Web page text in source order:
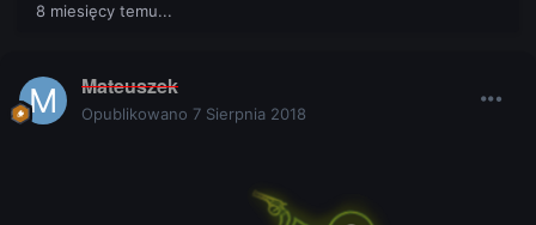
8 miesięcy temu...
Mateuszek
Opublikowano 7 Sierpnia 2018